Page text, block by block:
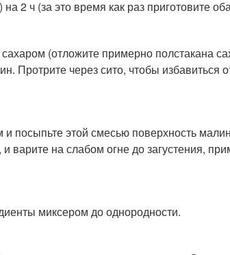
2 ч (за это время как раз приготовите
(отложите примерно полстакана
Протрите через сито, чтобы избавиться
посыпьте этой смесью поверхность
варите на слабом огне до загустения,
миксером до однородности.